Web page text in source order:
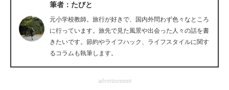
ITエンジニア向け専門サイト
企業向けIT製品の総合サイト
IT製品の技術・比較・事例
筆者：たびと
元小学校教師。旅行が好きで、国内外問わず色々なところ
に行っています。旅先で見た風景や出会った人々の話を書
きたいです。節約やライフハック、ライフスタイルに関す
るコラムも執筆します。
advertisement